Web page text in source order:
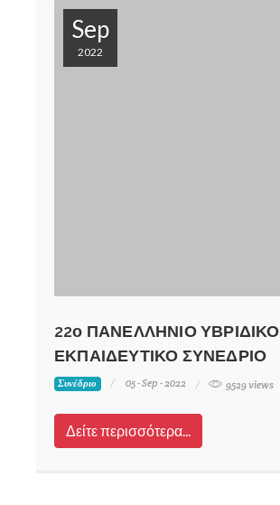
Sep
2022
22ο ΠΑΝΕΛΛΗΝΙΟ ΥΒΡΙΔΙΚΟ
ΕΚΠΑΙΔΕΥΤΙΚΟ ΣΥΝΕΔΡΙΟ
Συνέδριο 05 - Sep - 2022 9529 views
Δείτε περισσότερα...